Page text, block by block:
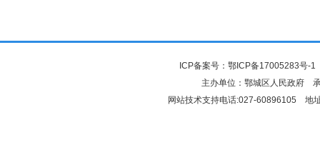
ICP备案号： 鄂ICP备17005283号-1
主办单位：鄂城区人民政府
网站技术支持电话:027-60896105 地